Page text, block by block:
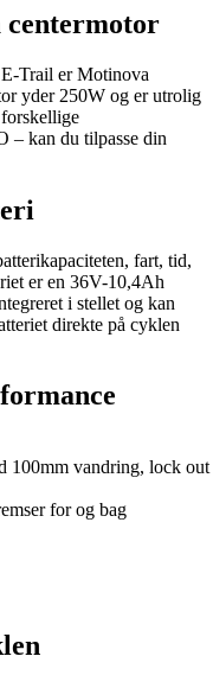
centermotor
Trail er Motinova
yder 250W og er utrolig
– kan du tilpasse din
fart, tid,
er en 36V-10,4Ah
i stellet og kan
direkte på cyklen
100mm vandring, lock out
for og bag